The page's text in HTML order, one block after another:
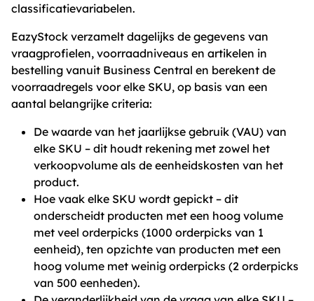
classificatievariabelen.
EazyStock verzamelt dagelijks de gegevens van
vraagprofielen, voorraadniveaus en artikelen in
bestelling vanuit Business Central en berekent de
voorraadregels voor elke SKU, op basis van een
aantal belangrijke criteria:
De waarde van het jaarlijkse gebruik (VAU) van
elke SKU – dit houdt rekening met zowel het
verkoopvolume als de eenheidskosten van het
product.
Hoe vaak elke SKU wordt gepickt – dit
onderscheidt producten met een hoog volume
met veel orderpicks (1000 orderpicks van 1
eenheid), ten opzichte van producten met een
hoog volume met weinig orderpicks (2 orderpicks
van 500 eenheden).